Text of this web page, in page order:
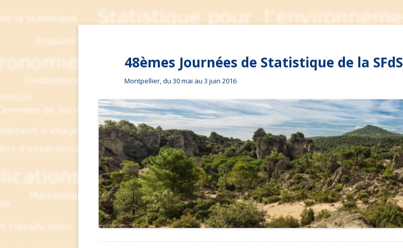
48èmes Journées de Statistique de la SFdS
Montpellier, du 30 mai au 3 juin 2016